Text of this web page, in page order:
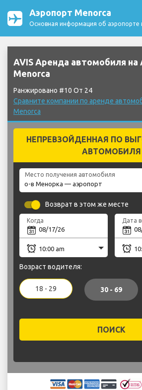
Аэропорт Menorca
Основная информация об аэропорте
AVIS Аренда автомобиля на
Menorca
Ранжировано #10 От 24
Сравните компании по аренде
Menorca
НЕПРЕВЗОЙДЕННАЯ ПО
АВТОМОБИЛЯ
Место получения автомобиля
Возврат в этом же месте
Когда
Возраст водителя:
18 - 29 30 - 69
ПОИСК